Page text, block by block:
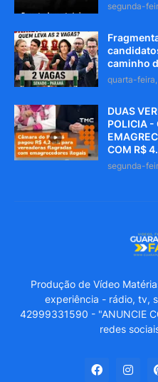
segunda-
caminho
quarta-
DUAS
POLICIA -
COM R$
segunda-
Produção de Vídeo
experiência - rádio, tv,
42999331590 - "ANUNCIE
redes